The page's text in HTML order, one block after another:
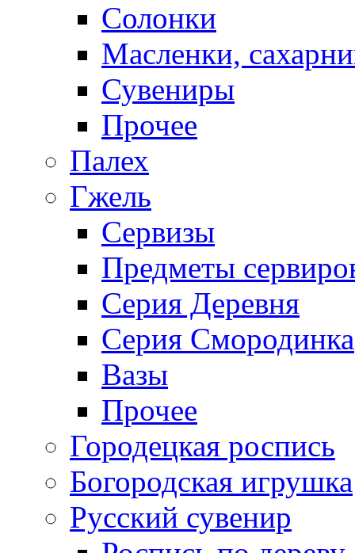
Солонки
Масленки,
Сувениры
Прочее
Палех
Гжель
Сервизы
Предметы
Серия Деревня
Серия Смородинка
Вазы
Прочее
Городецкая роспись
Богородская игрушка
Русский сувенир